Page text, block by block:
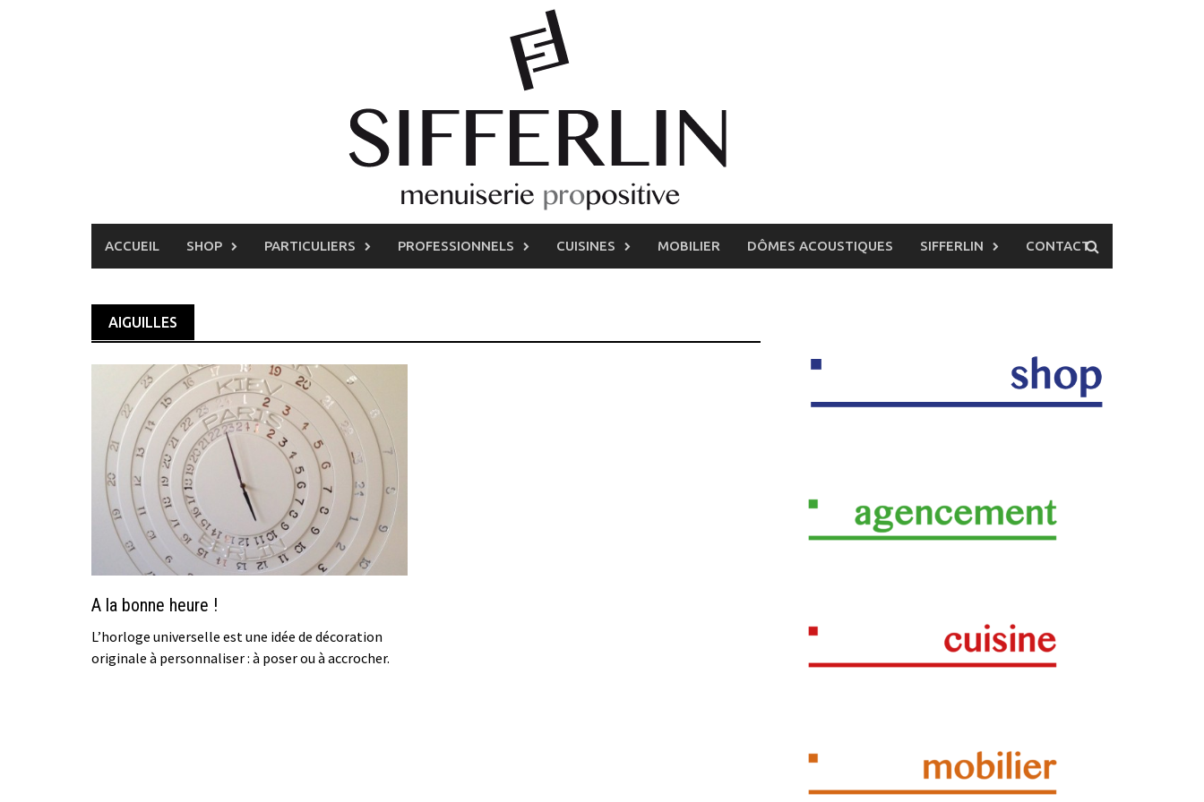
ACCUEIL SHOP PARTICULIERS PROFESSIONNELS CUISINES MOBILIER DÔMES ACOUSTIQUES SIFFERLIN CONTACT
AIGUILLES
A la bonne heure !
L’horloge universelle est une idée de décoration
originale à personnaliser : à poser ou à accrocher.